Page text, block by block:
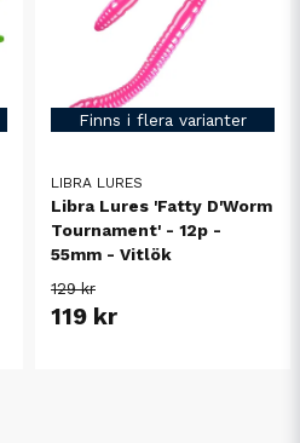
Finns i flera varianter
LIBRA LURES
Libra Lures 'Fatty D'Worm
Tournament' - 12p -
55mm - Vitlök
129 kr
119 kr